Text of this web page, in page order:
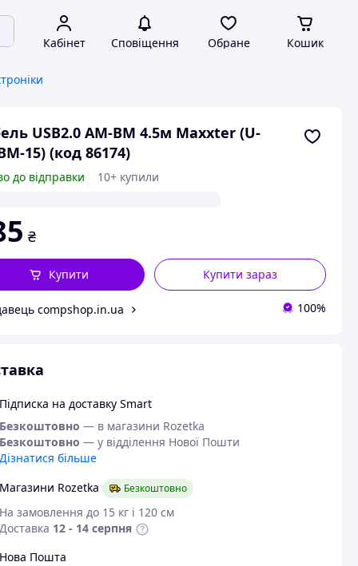
Кабінет Сповіщення Обране Кошик
USB2.0 AM-BM 4.5м Maxxter (U-
15) (код 86174)
до відправки 10+ купили
₴
Купити зараз
Купити
compshop.in.ua 100%
на доставку Smart
— в магазини Rozetka
— у відділення Нової Пошти
більше
Rozetka
Безкоштовно
замовлення до 15 кг і 120 см
12 - 14 серпня
Пошта